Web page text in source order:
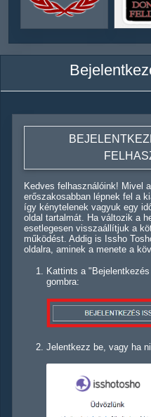
Kedves felhasználóink! Mivel
erőszakosabban lépnek fel a
így kénytelenek vagyuk egy
oldal tartalmát. Ha változik a
esetlegesen visszaállítjuk a
működést. Addig is Issho
oldalra, aminek a menete a
Kattints a
gombra:
Jelentkezz be, vagy ha